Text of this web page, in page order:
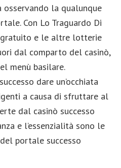
la qualunque
Con Lo Traguardo Di
e le altre lotterie
dal comparto del casinò,
menù basilare.
dare un’occhiata
a causa di sfruttare al
dal casinò successo
e l’essenzialità sono le
portale successo